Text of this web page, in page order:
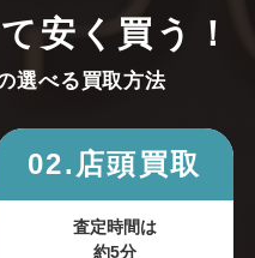
安く買う！
選べる買取方法
02.店頭買取
査定時間は
約5分